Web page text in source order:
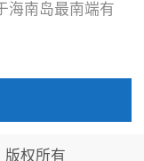
海南岛最南端有
岛天堂”之美称的
版权所有